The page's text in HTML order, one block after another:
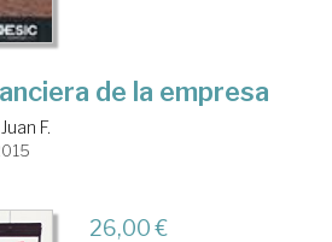
de la empresa
F.
26,00 €